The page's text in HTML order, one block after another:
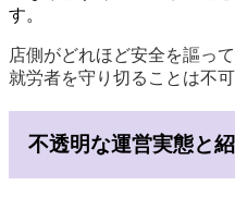
す。
店側がどれほど安全を謳っ
就労者を守り切ることは不可
不透明な運営実態と